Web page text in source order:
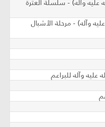
وآله) - سلسلة العترة
وآله) - مرحلة الأشبال
وآله للبراعم